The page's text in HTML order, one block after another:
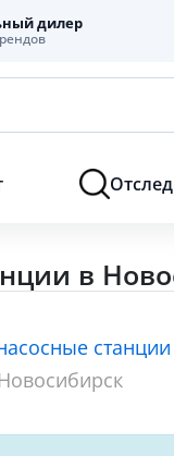
дилер
в
станции